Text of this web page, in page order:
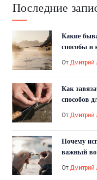
Последние
Какие
способы и
От Дмитрий
Как
способов
От Дмитрий
Почему
важный
От Дмитрий